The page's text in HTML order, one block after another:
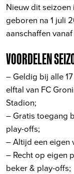
Nieuw dit
geboren na 1 juli
aanschaffen
VOORDELEN
– Geldig bij alle
elftal van FC
Stadion;
– Gratis toegang
play-offs;
– Altijd een eigen
– Recht op eigen
beker & play-offs;